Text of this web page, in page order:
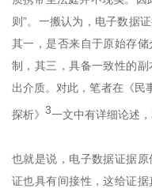
则”。一搬认为，电子数据
其一，是否来自于原始存
制，其三，具备一致性的
出介质。对此，笔者在《民
探析》 3一文中有详细论述，
也就是说，电子数据证据
证也具有间接性，这给证